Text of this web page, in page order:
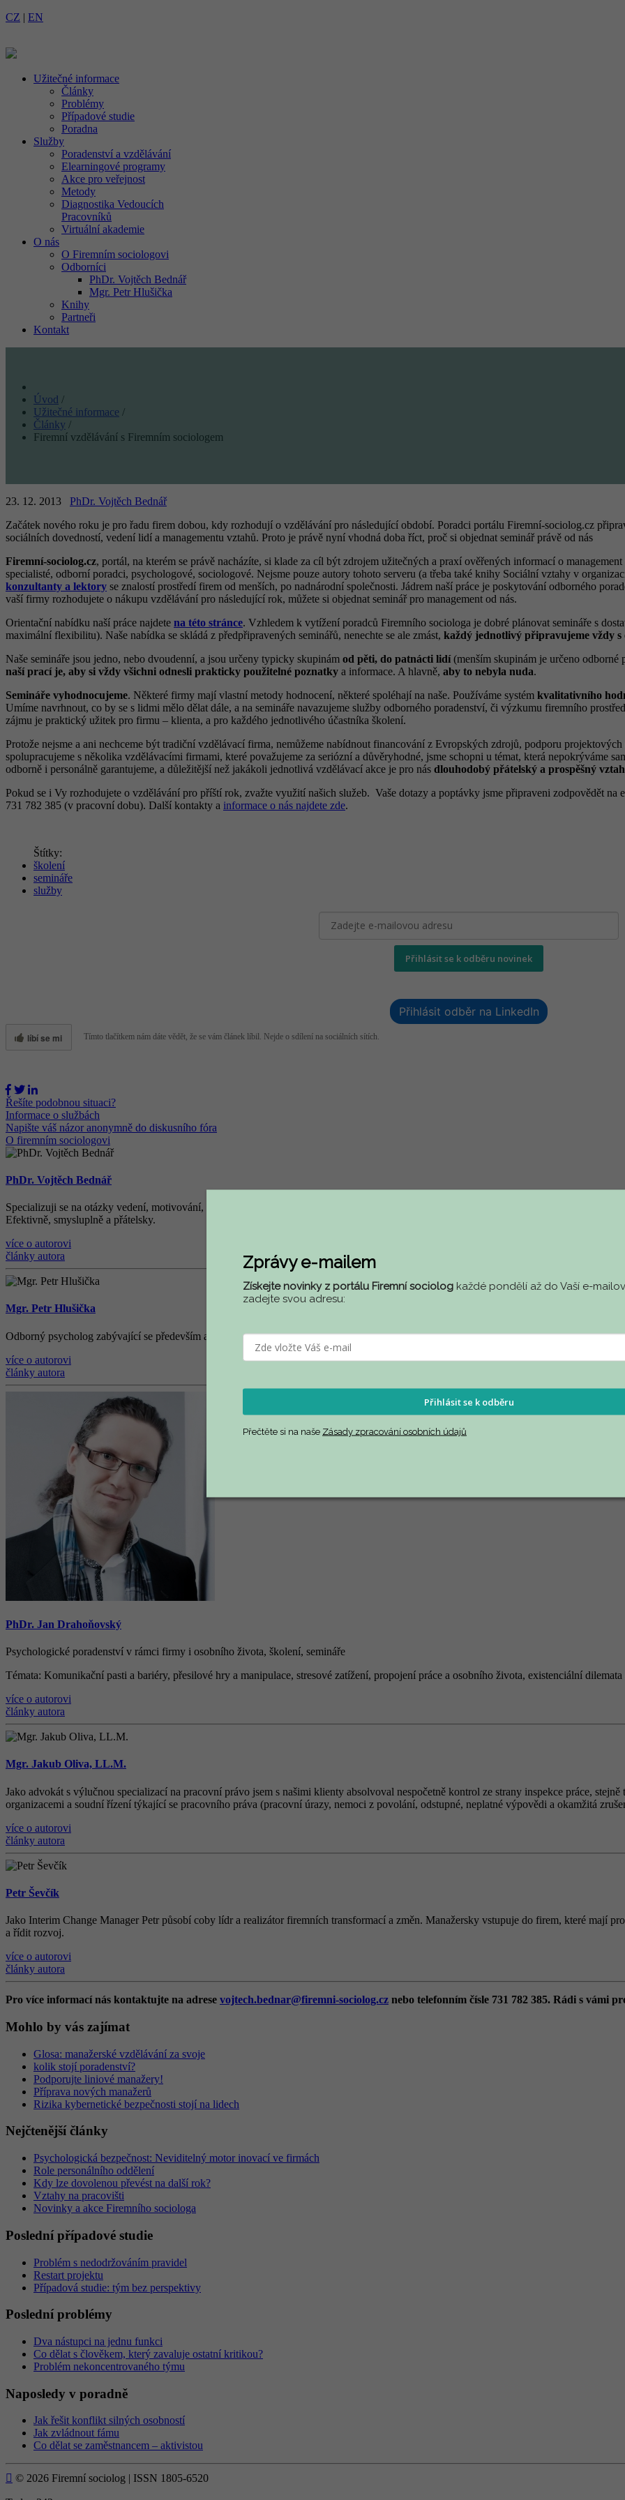
CZ | EN
Užitečné informace
Články
Problémy
Případové studie
Poradna
Služby
Poradenství a vzdělávání
Elearningové programy
Akce pro veřejnost
Metody
Diagnostika Vedoucích
Pracovníků
Virtuální akademie
O nás
O Firemním sociologovi
Odborníci
PhDr. Vojtěch Bednář
Mgr. Petr Hlušička
Knihy
Partneři
Kontakt
Úvod /
Užitečné informace /
Články /
Firemní vzdělávání s Firemním sociologem
23. 12. 2013
PhDr. Vojtěch Bednář
Začátek nového roku je pro řadu firem dobou, kdy rozhodují o vzdělávání pro následující období. Poradci portálu Firemní-sociolog.cz
sociálních dovedností, vedení lidí a managementu vztahů. Proto je právě nyní vhodná doba říct, proč si objednat seminář právě od nás
Firemní-sociolog.cz, portál, na kterém se právě nacházíte, si klade za cíl být zdrojem užitečných a praxí ověřených informací o
specialisté, odborní poradci, psychologové, sociologové. Nejsme pouze autory tohoto serveru (a třeba také knihy Sociální vztahy v
konzultanty a lektory se znalostí prostředí firem od menších, po nadnárodní společnosti. Jádrem naší práce je poskytování odborného
vaší firmy rozhodujete o nákupu vzdělávání pro následující rok, můžete si objednat seminář pro management od nás.
Orientační nabídku naší práce najdete na této stránce. Vzhledem k vytížení poradců Firemního sociologa je dobré plánovat semináře s
maximální flexibilitu). Naše nabídka se skládá z předpřipravených seminářů, nenechte se ale zmást, každý jednotlivý připravujeme vždy
Naše semináře jsou jedno, nebo dvoudenní, a jsou určeny typicky skupinám od pěti, do patnácti lidí(menším skupinám je určeno odborné
naší prací je, aby si vždy všichni odnesli prakticky použitelné poznatky a informace. A hlavně, aby to nebyla nuda.
Semináře vyhodnocujeme. Některé firmy mají vlastní metody hodnocení, některé spoléhají na naše. Používáme systém kvalitativního
Umíme navrhnout, co by se s lidmi mělo dělat dále, a na semináře navazujeme služby odborného poradenství, či výzkumu firemního
zájmu je praktický užitek pro firmu – klienta, a pro každého jednotlivého účastníka školení.
Protože nejsme a ani nechceme být tradiční vzdělávací firma, nemůžeme nabídnout financování z Evropských zdrojů, podporu
spolupracujeme s několika vzdělávacími firmami, které považujeme za seriózní a důvěryhodné, jsme schopni u témat, která nepokrýváme
odborně i personálně garantujeme, a důležitější než jakákoli jednotlivá vzdělávací akce je pro nás dlouhodobý přátelský a prospěšný vztah
Pokud se i Vy rozhodujete o vzdělávání pro příští rok, zvažte využití našich služeb. Vaše dotazy a poptávky jsme připraveni zodpovědět na
731 782 385 (v pracovní dobu). Další kontakty a informace o nás najdete zde.
Štítky:
školení
semináře
služby
Přihlásit se k odběru novinek
Přihlásit odběr na LinkedIn
líbí se mi Tímto tlačítkem nám dáte vědět, že se vám článek líbil. Nejde o sdílení na sociálních sítích.
Řešíte podobnou situaci?
Informace o službách
Napište váš názor anonymně do diskusního fóra
O firemním sociologovi
PhDr. Vojtěch Bednář
Specializuji se na otázky vedení, motivování, řízení lidí ve firmách, vytváření a udržování firemní kultury. Pracuji s manažery a vedoucími
Efektivně, smysluplně a přátelsky.
více o autorovi
články autora
Mgr. Petr Hlušička
Odborný psycholog zabývající se především aplikovanou psychologií v oblasti lidských zdrojů.
více o autorovi
články autora
PhDr. Jan Drahoňovský
Psychologické poradenství v rámci firmy i osobního života, školení, semináře
Témata: Komunikační pasti a bariéry, přesilové hry a manipulace, stresové zatížení, propojení práce a osobního života, existenciální dilemata
více o autorovi
články autora
Mgr. Jakub Oliva, LL.M.
Jako advokát s výlučnou specializací na pracovní právo jsem s našimi klienty absolvoval nespočetně kontrol ze strany inspekce práce,
organizacemi a soudní řízení týkající se pracovního práva (pracovní úrazy, nemoci z povolání, odstupné, neplatné výpovědi a okamžitá
více o autorovi
články autora
Petr Ševčík
Jako Interim Change Manager Petr působí coby lídr a realizátor firemních transformací a změn. Manažersky vstupuje do firem, které mají
a řídit rozvoj.
více o autorovi
články autora
Pro více informací nás kontaktujte na adrese vojtech.bednar@firemni-sociolog.cz nebo telefonním čísle 731 782 385. Rádi s vámi
Mohlo by vás zajímat
Glosa: manažerské vzdělávání za svoje
kolik stojí poradenství?
Podporujte liniové manažery!
Příprava nových manažerů
Rizika kybernetické bezpečnosti stojí na lidech
Nejčtenější články
Psychologická bezpečnost: Neviditelný motor inovací ve firmách
Role personálního oddělení
Kdy lze dovolenou převést na další rok?
Vztahy na pracovišti
Novinky a akce Firemního sociologa
Poslední případové studie
Problém s nedodržováním pravidel
Restart projektu
Případová studie: tým bez perspektivy
Poslední problémy
Dva nástupci na jednu funkci
Co dělat s člověkem, který zavaluje ostatní kritikou?
Problém nekoncentrovaného týmu
Naposledy v poradně
Jak řešit konflikt silných osobností
Jak zvládnout fámu
Co dělat se zaměstnancem – aktivistou
 © 2026 Firemní sociolog | ISSN 1805-6520
Zprávy e-mailem
Získejte novinky z portálu Firemní sociolog každé pondělí až do Vaší e-
zadejte svou adresu:
Přihlásit se k odběru
Přečtěte si na naše Zásady zpracování osobních údajů